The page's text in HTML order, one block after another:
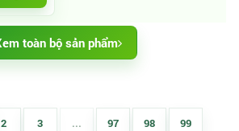
toàn bộ sản phẩm
2 3 ... 97 98 99